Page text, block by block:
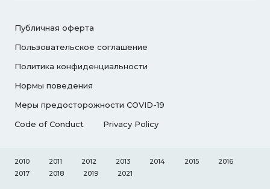
Публичная оферта
Пользовательское соглашение
Политика конфиденциальности
Нормы поведения
Меры предосторожности COVID-19
Code of Conduct
Privacy Policy
2010 2011 2012 2013 2014 2015
2016
2017
2018 2019 2021